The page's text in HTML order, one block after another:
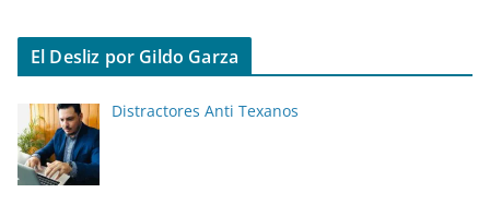
El Desliz por Gildo Garza
Distractores Anti Texanos